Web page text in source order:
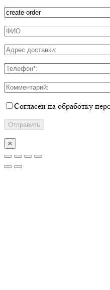
Согласен на обработку
×